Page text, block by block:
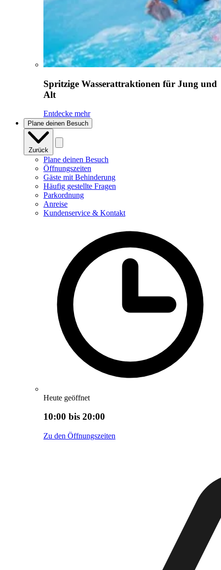
Spritzige Wasserattraktionen für Jung und
Alt
Entdecke mehr
Plane deinen Besuch
Zurück
Plane deinen Besuch
Öffnungszeiten
Gäste mit Behinderung
Häufig gestellte Fragen
Parkordnung
Anreise
Kundenservice & Kontakt
Heute geöffnet
10:00 bis 20:00
Zu den Öffnungszeiten